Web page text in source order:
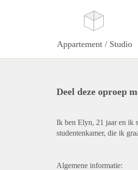
Appartement / Studio
Deel deze oproep
Ik ben Elyn, 21 jaar en ik
studentenkamer, die ik
Algemene informatie: